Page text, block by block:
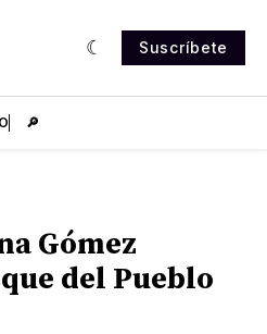
Suscríbete
🔎
Gómez
del Pueblo